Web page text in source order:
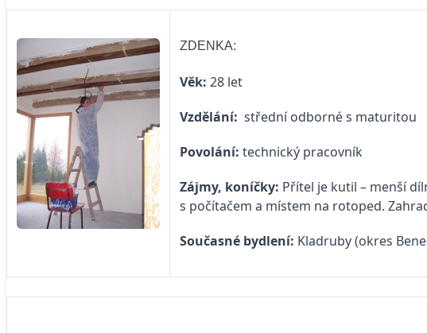
ZDENKA:
Věk: 28 let
Vzdělání: střední odborné s maturitou
Povolání: technický pracovník
Zájmy, koníčky: Přítel je kutil – menší
s počítačem a místem na rotoped.
Současné bydlení: Kladruby (okres